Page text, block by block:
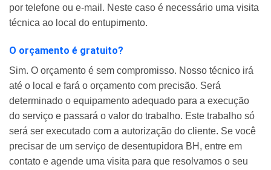
por telefone ou e-mail. Neste caso é necessário uma visita
técnica ao local do entupimento.
O orçamento é gratuito?
Sim. O orçamento é sem compromisso. Nosso técnico irá
até o local e fará o orçamento com precisão. Será
determinado o equipamento adequado para a execução
do serviço e passará o valor do trabalho. Este trabalho só
será ser executado com a autorização do cliente. Se você
precisar de um serviço de desentupidora BH, entre em
contato e agende uma visita para que resolvamos o seu